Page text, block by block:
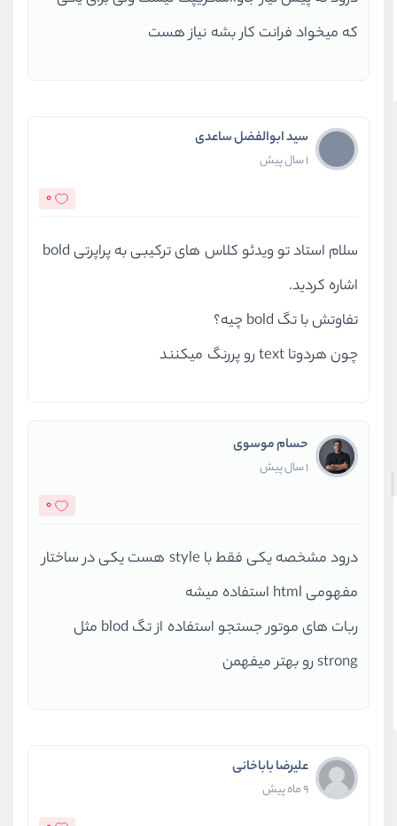
که میخواد فرانت کار بشه نیاز هست
سید ابوالفضل ساعدی
1 سال پیش
0
سلام استاد تو ویدئو کلاس های ترکیبی به پراپرتی bold
اشاره کردید.
تفاوتش با تگ bold چیه؟
چون هردوتا text رو پررنگ میکنند
حسام موسوی
1 سال پیش
0
درود مشخصه یکی فقط با style هست یکی در ساختار
مفهومی html استفاده میشه
ربات های موتور جستجو استفاده از تگ blod مثل
strong رو بهتر میفهمن
علیرضا باباخانی
9 ماه پیش